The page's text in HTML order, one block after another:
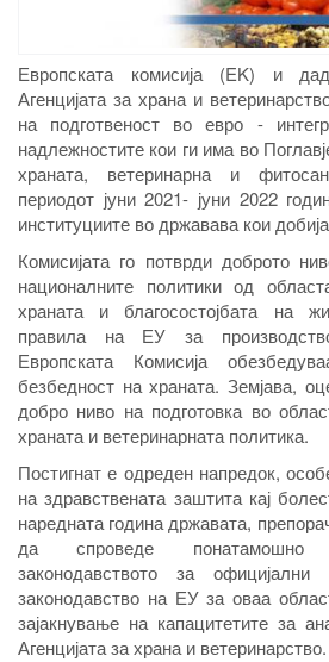
Европската комисија (EK) и
Агенцијата за храна и
на подготвеност во евро -
надлежностите кои ги има во
храната, ветеринарна и
периодот јуни 2021- јуни 2022
институциите во државава кои
Комисијата го потврди доброто
националните политики од
храната и благосостојбата на
правила на ЕУ за
Европската Комисија
безбедност на храната. Земјава,
добро ниво на подготовка во
храната и ветеринарната политика.
Постигнат е одреден напредок,
на здравствената заштита кај
наредната година државата,
да спроведе понатамошно
законодавството за
законодавство на ЕУ за оваа
зајакнување на капацитетите за
Агенцијата за храна и ветеринарство.